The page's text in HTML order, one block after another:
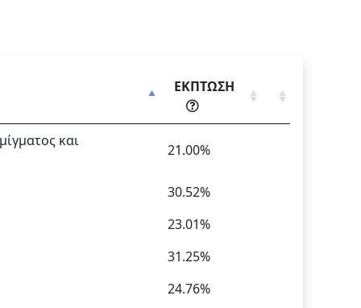
ΕΚΠΤΩΣΗ
και
21.00%
30.52%
23.01%
31.25%
24.76%